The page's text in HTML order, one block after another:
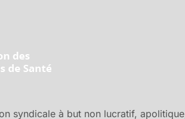
syndicale à but non lucratif,